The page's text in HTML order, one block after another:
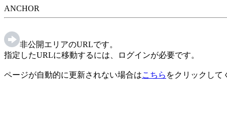
ANCHOR
非公開エリアのURLです。
指定したURLに移動するには、ログインが必要です。
ページが自動的に更新されない場合はこちら をクリックして